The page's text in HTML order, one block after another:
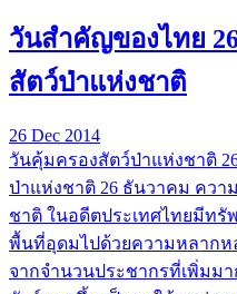
วันสำคัญของไทย
สัตว์ป่าแห่งชาติ
26 Dec 2014
วันคุ้มครองสัตว์ป่าแห่งชาติ
ป่าแห่งชาติ 26 ธันวาคม ควา
ชาติ ในอดีตประเทศไทยมีท
พื้นที่อุดมไปด้วยความหลาก
จากจำนวนประชากรที่เพิ่มม